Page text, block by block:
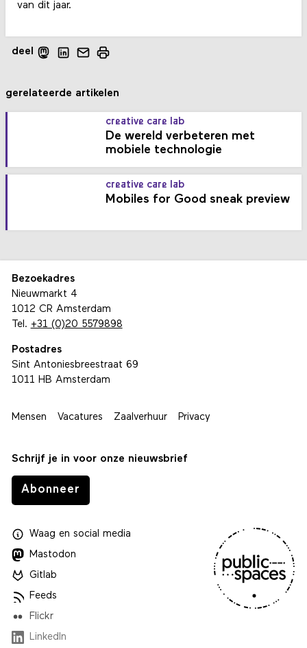
van dit jaar.
deel
gerelateerde artikelen
creative care lab
De wereld verbeteren met
mobiele technologie
creative care lab
Mobiles for Good sneak preview
Bezoekadres
Nieuwmarkt 4
1012 CR Amsterdam
Tel. +31 (0)20 5579898
Postadres
Sint Antoniesbreestraat 69
1011 HB Amsterdam
Mensen Vacatures Zaalverhuur Privacy
Schrijf je in voor onze nieuwsbrief
Abonneer
Waagen social media
Mastodon
Gitlab
Feeds
Flickr
LinkedIn